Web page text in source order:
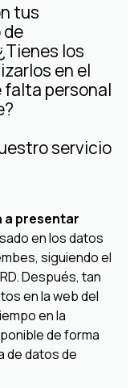
tus
de
los
en el
falta personal
servicio
a presentar
en los datos
siguiendo el
Después, tan
en la web del
en la
de forma
de datos de